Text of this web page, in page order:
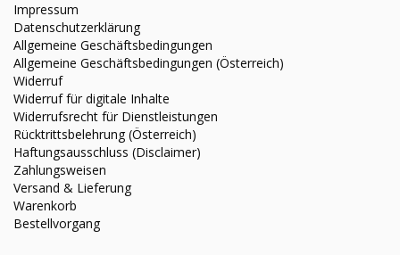
Impressum
Datenschutzerklärung
Allgemeine Geschäftsbedingungen
Allgemeine Geschäftsbedingungen (Österreich)
Widerruf
Widerruf für digitale Inhalte
Widerrufsrecht für Dienstleistungen
Rücktrittsbelehrung (Österreich)
Haftungsausschluss (Disclaimer)
Zahlungsweisen
Versand & Lieferung
Warenkorb
Bestellvorgang